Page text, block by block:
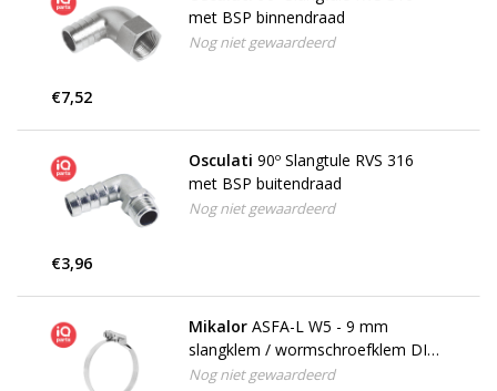
met BSP binnendraad
Nog niet gewaardeerd
€7,52
Osculati 90º Slangtule RVS 316
met BSP buitendraad
Nog niet gewaardeerd
€3,96
Mikalor ASFA-L W5 - 9 mm
slangklem / wormschroefklem DIN
3017
Nog niet gewaardeerd